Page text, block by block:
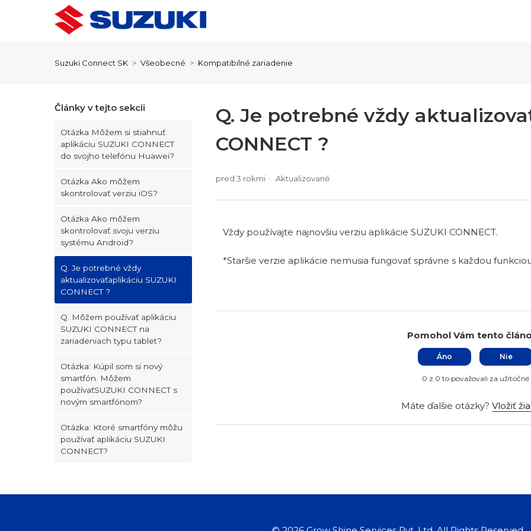
Suzuki Connect SK Všeobecné Kompatibilné zariadenie
Články v tejto sekcii
Otázka Môžem si stiahnuť
aplikáciu SUZUKI CONNECT
do svojho telefónu Huawei?
Otázka Ako môžem
skontrolovať verziu iOS?
Otázka Ako môžem
skontrolovať svoju verziu
systému Android?
Q. Je potrebné vždy
aktualizovaťaplikáciu SUZUKI
CONNECT ?
Q. Môžem používať aplikáciu
SUZUKI CONNECT na
zariadeniach typu tablet?
Otázka: Kúpil som si nový
smartfón. Môžem
používaťSUZUKI CONNECT s
novým smartfónom?
Otázka: Ktoré smartfóny môžu
používať aplikáciu SUZUKI
CONNECT?
Q. Je potrebné vždy
CONNECT ?
pred 3 rokmi Aktualizované
Vždy používajte najnovšiu verziu aplikácie SUZUKI CONNECT.
*Staršie verzie aplikácie nemusia fungovať správne s každou
Pomohol Vám tento
Áno Nie
0 z 0 to považovali za užitočné
Máte ďalšie otázky? Vložiť